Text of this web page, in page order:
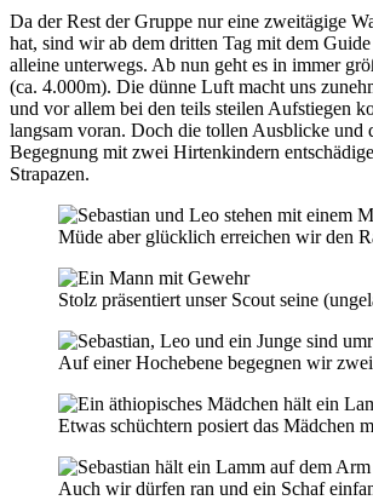
Da der Rest der Gruppe nur eine zweitägige
hat, sind wir ab dem dritten Tag mit dem
alleine unterwegs. Ab nun geht es in immer
(ca. 4.000m). Die dünne Luft macht uns
und vor allem bei den teils steilen Aufstiegen
langsam voran. Doch die tollen Ausblicke und
Begegnung mit zwei Hirtenkindern
Strapazen.
Müde aber glücklich erreichen wir den
Stolz präsentiert unser Scout seine
Auf einer Hochebene begegnen wir
Etwas schüchtern posiert das Mädchen
Auch wir dürfen ran und ein Schaf